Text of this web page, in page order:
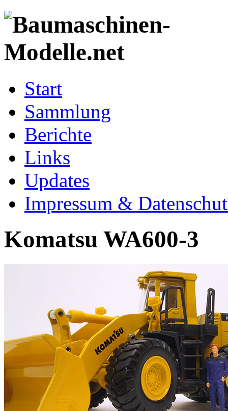
Start
Sammlung
Berichte
Links
Updates
Impressum &
Komatsu WA600-3